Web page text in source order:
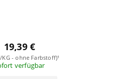
19,39 €
KG - ohne Farbstoff)¹
verfügbar